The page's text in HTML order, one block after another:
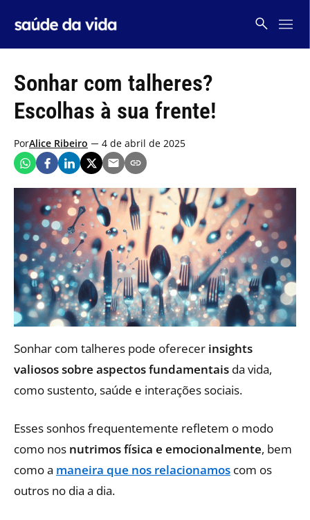
Sonhar com talheres?
Escolhas à sua frente!
PorAlice Ribeiro 4 de abril de 2025
Sonhar com talheres pode oferecer insights
valiosos sobre aspectos fundamentais da vida,
como sustento, saúde e interações sociais.
Esses sonhos frequentemente refletem o modo
como nos nutrimos física e emocionalmente, bem
como a maneira que nos relacionamos com os
outros no dia a dia.